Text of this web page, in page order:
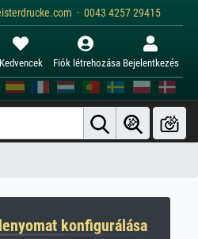
· 0043 4257 29415
Kedvencek Fiók létrehozása Bejelentkezés
konfigurálása